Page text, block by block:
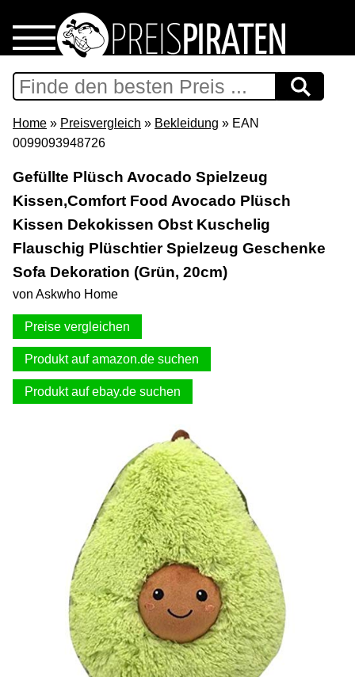
Home
Download
Support & Newsletter
Presse
Datenschutz
Impressum
Home » Preisvergleich » Bekleidung » EAN
0099093948726
Gefüllte Plüsch Avocado Spielzeug
Kissen,Comfort Food Avocado Plüsch
Kissen Dekokissen Obst Kuschelig
Flauschig Plüschtier Spielzeug Geschenke
Sofa Dekoration (Grün, 20cm)
von Askwho Home
Preise vergleichen
Produkt auf amazon.de suchen
Produkt auf ebay.de suchen